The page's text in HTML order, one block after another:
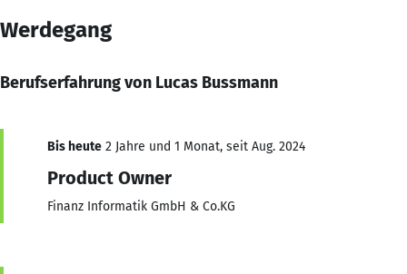
Werdegang
Berufserfahrung von Lucas Bussmann
Bis heute 2 Jahre und 1 Monat, seit Aug. 2024
Product Owner
Finanz Informatik GmbH & Co.KG